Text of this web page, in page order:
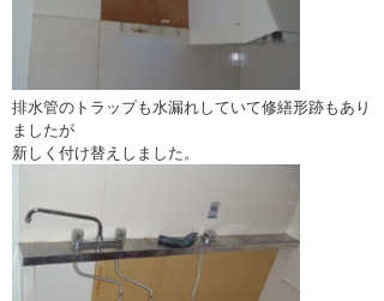
排水管のトラップも水漏れしていて修繕形跡もあり
ましたが
新しく付け替えしました。